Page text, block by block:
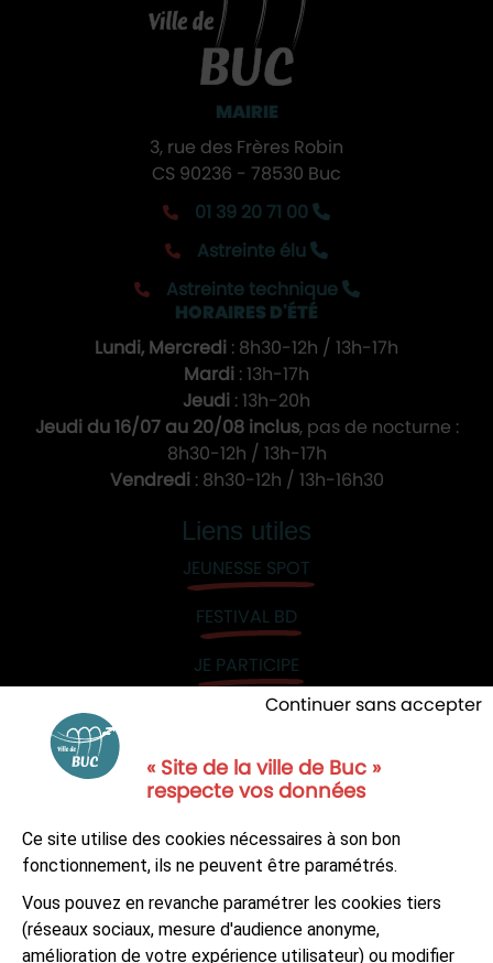
« Site de la ville de Buc »
respecte vos données
Ce site utilise des cookies nécessaires à son bon
fonctionnement, ils ne peuvent être paramétrés.
Vous pouvez en revanche paramétrer les cookies tiers
(réseaux sociaux, mesure d'audience anonyme,
amélioration de votre expérience utilisateur) ou modifier
Continuer sans accepter
MAIRIE
3, rue des Frères Robin
CS 90236 - 78530 Buc
01 39 20 71 00
Astreinte élu
Astreinte technique
HORAIRES D'ÉTÉ
Lundi, Mercredi : 8h30-12h / 13h-17h
Mardi : 13h-17h
Jeudi : 13h-20h
Jeudi du 16/07 au 20/08 inclus, pas de nocturne :
8h30-12h / 13h-17h
Vendredi: 8h30-12h / 13h-16h30
Liens utiles
JEUNESSE SPOT
FESTIVAL BD
JE PARTICIPE
NOUS CONTACTER
S'ABONNER À LA NEWSLETTER
Suivez-nous sur
Facebook
LinkedIn